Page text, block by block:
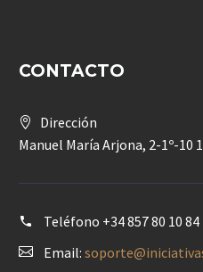
CONTACTO
Dirección
Manuel María Arjona, 2-1º-10
Teléfono +34 857 80 10 84
Email: